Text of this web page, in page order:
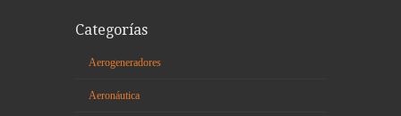
Categorías
Aerogeneradores
Aeronáutica